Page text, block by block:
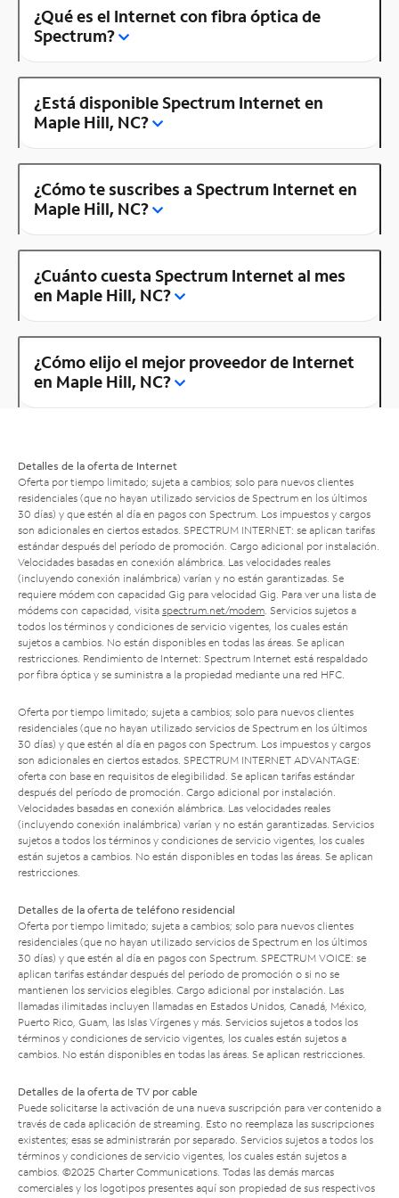
¿Qué es el Internet con fibra óptica de
Spectrum?
¿Está disponible Spectrum Internet en
Maple Hill, NC?
¿Cómo te suscribes a Spectrum Internet en
Maple Hill, NC?
¿Cuánto cuesta Spectrum Internet al mes
en Maple Hill, NC?
¿Cómo elijo el mejor proveedor de Internet
en Maple Hill, NC?
Detalles de la oferta de Internet
Oferta por tiempo limitado; sujeta a cambios; solo para nuevos clientes
residenciales (que no hayan utilizado servicios de Spectrum en los últimos
30 días) y que estén al día en pagos con Spectrum. Los impuestos y cargos
son adicionales en ciertos estados. SPECTRUM INTERNET: se aplican tarifas
estándar después del período de promoción. Cargo adicional por instalación.
Velocidades basadas en conexión alámbrica. Las velocidades reales
(incluyendo conexión inalámbrica) varían y no están garantizadas. Se
requiere módem con capacidad Gig para velocidad Gig. Para ver una lista de
módems con capacidad, visita spectrum.net/modem . Servicios sujetos a
todos los términos y condiciones de servicio vigentes, los cuales están
sujetos a cambios. No están disponibles en todas las áreas. Se aplican
restricciones. Rendimiento de Internet: Spectrum Internet está respaldado
por fibra óptica y se suministra a la propiedad mediante una red HFC.
Oferta por tiempo limitado; sujeta a cambios; solo para nuevos clientes
residenciales (que no hayan utilizado servicios de Spectrum en los últimos
30 días) y que estén al día en pagos con Spectrum. Los impuestos y cargos
son adicionales en ciertos estados. SPECTRUM INTERNET ADVANTAGE:
oferta con base en requisitos de elegibilidad. Se aplican tarifas estándar
después del período de promoción. Cargo adicional por instalación.
Velocidades basadas en conexión alámbrica. Las velocidades reales
(incluyendo conexión inalámbrica) varían y no están garantizadas. Servicios
sujetos a todos los términos y condiciones de servicio vigentes, los cuales
están sujetos a cambios. No están disponibles en todas las áreas. Se aplican
restricciones.
Detalles de la oferta de teléfono residencial
Oferta por tiempo limitado; sujeta a cambios; solo para nuevos clientes
residenciales (que no hayan utilizado servicios de Spectrum en los últimos
30 días) y que estén al día en pagos con Spectrum. SPECTRUM VOICE: se
aplican tarifas estándar después del período de promoción o si no se
mantienen los servicios elegibles. Cargo adicional por instalación. Las
llamadas ilimitadas incluyen llamadas en Estados Unidos, Canadá, México,
Puerto Rico, Guam, las Islas Vírgenes y más. Servicios sujetos a todos los
términos y condiciones de servicio vigentes, los cuales están sujetos a
cambios. No están disponibles en todas las áreas. Se aplican restricciones.
Detalles de la oferta de TV por cable
Puede solicitarse la activación de una nueva suscripción para ver contenido a
través de cada aplicación de streaming. Esto no reemplaza las suscripciones
existentes; esas se administrarán por separado. Servicios sujetos a todos los
términos y condiciones de servicio vigentes, los cuales están sujetos a
cambios. ©2025 Charter Communications. Todas las demás marcas
comerciales y los logotipos presentes aquí son propiedad de sus respectivos